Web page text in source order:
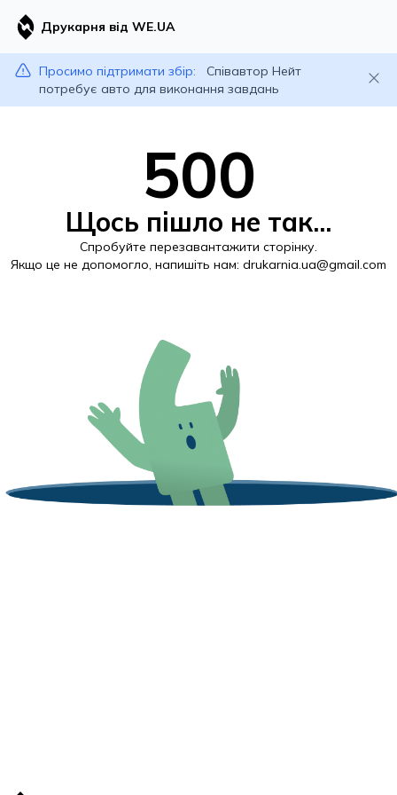
Друкарня від WE.UA
Просимо підтримати збір:
Співавтор Нейт
потребує авто для виконання завдань
500
Щось пішло не так...
Спробуйте перезавантажити сторінку.
Якщо це не допомогло, напишіть нам: drukarnia.ua@gmail.com